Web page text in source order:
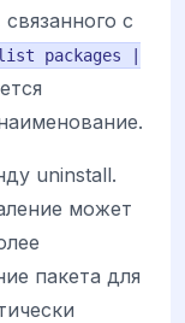
с
packages |
uninstall.
может
пакета для